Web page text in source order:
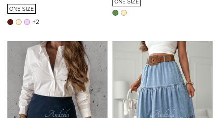
ONE SIZE
+2
ONE SIZE